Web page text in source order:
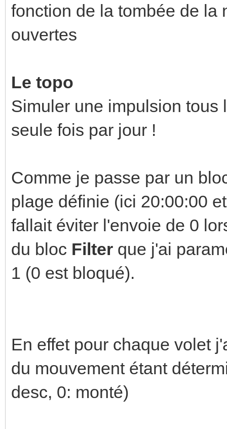
fonction de la tombée de la
ouvertes
Le topo
Simuler une impulsion tous
seule fois par jour !
Comme je passe par un
plage définie (ici 20:00:00
fallait éviter l'envoie de 0
du bloc Filter que j'ai
1 (0 est bloqué).
En effet pour chaque volet
du mouvement étant
desc, 0: monté)